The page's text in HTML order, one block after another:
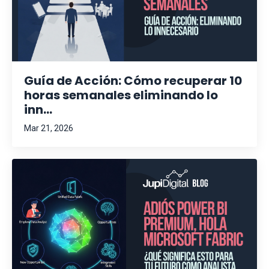
Guía de Acción: Cómo recuperar 10
horas semanales eliminando lo
inn...
Mar 21, 2026